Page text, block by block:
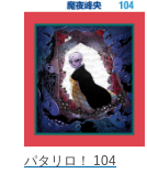
パタリロ！ 104